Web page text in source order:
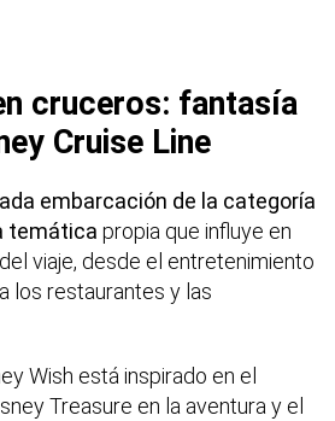
cruceros: fantasía
Cruise Line
embarcación de la categoría
temática propia que influye en
viaje, desde el entretenimiento
los restaurantes y las
Wish está inspirado en el
Treasure en la aventura y el